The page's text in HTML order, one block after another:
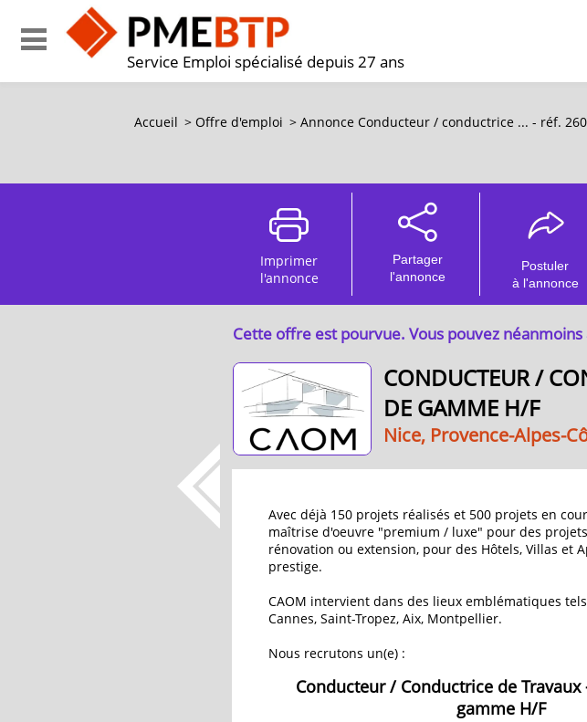
Service Emploi spécialisé depuis 27 ans
Accueil > Offre d'emploi > Annonce Conducteur / conductrice ... - réf.
Imprimer
l'annonce
Partager
l'annonce
Postuler
à l'annonce
Cette offre est pourvue. Vous pouvez
CONDUCTEUR /
DE GAMME H/F
Nice, Provence-Alpes-
Avec déjà 150 projets réalisés et 500 projets en
maîtrise d'oeuvre "premium / luxe" pour des
rénovation ou extension, pour des Hôtels, Villas et
prestige.
CAOM intervient dans des lieux emblématiques
Cannes, Saint-Tropez, Aix, Montpellier.
Nous recrutons un(e) :
Conducteur / Conductrice de
gamme H/F